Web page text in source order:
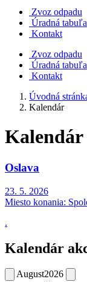
Zvoz odpadu
Úradná tabuľa
Kontakt
Zvoz odpadu
Úradná tabuľa
Kontakt
Úvodná
Kalendár
Kalendár
Oslava
23. 5. 2026
Miesto konania:
.
Kalendár
August2026